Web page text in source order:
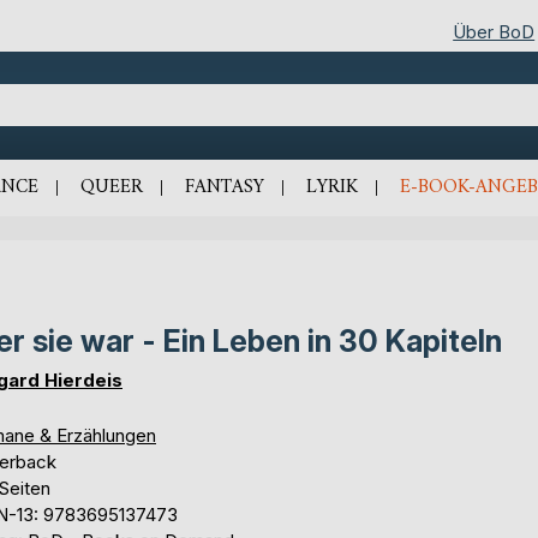
Über BoD
QUEER FANTASY LYRIK E-BOOK-
sie war - Ein Leben in 30 Kapiteln
Hierdeis
& Erzählungen
13: 9783695137473